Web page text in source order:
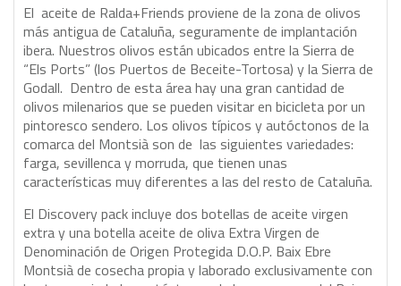
El aceite de Ralda+Friends proviene de la zona de olivos
más antigua de Cataluña, seguramente de implantación
ibera. Nuestros olivos están ubicados entre la Sierra de
“Els Ports” (los Puertos de Beceite-Tortosa) y la Sierra de
Godall. Dentro de esta área hay una gran cantidad de
olivos milenarios que se pueden visitar en bicicleta por un
pintoresco sendero. Los olivos típicos y autóctonos de la
comarca del Montsià son de las siguientes variedades:
farga, sevillenca y morruda, que tienen unas
características muy diferentes a las del resto de Cataluña.
El Discovery pack incluye dos botellas de aceite virgen
extra y una botella aceite de oliva Extra Virgen de
Denominación de Origen Protegida D.O.P. Baix Ebre
Montsià de cosecha propia y laborado exclusivamente con